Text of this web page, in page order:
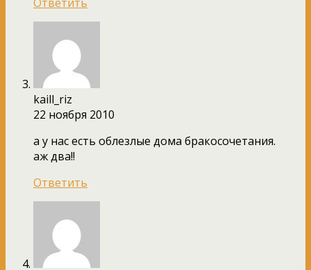
kaill_riz
22 ноября 2010
а у нас есть облезлые дома бракосочетания.
аж два!!
Ответить